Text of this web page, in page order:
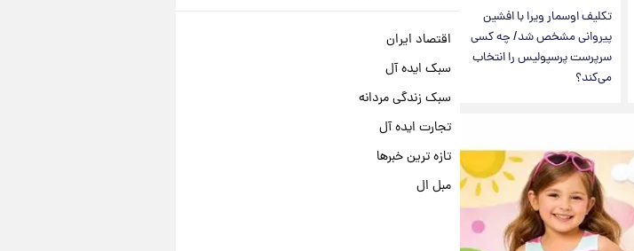
تکلیف اوسمار ویرا با افشین
پیروانی مشخص شد/ چه کسی
سرپرست پرسپولیس را انتخاب
می‌کند؟
اقتصاد ایران
سبک ایده آل
سبک زندگی مردانه
تجارت ایده آل
تازه ترین خبرها
مبل ال